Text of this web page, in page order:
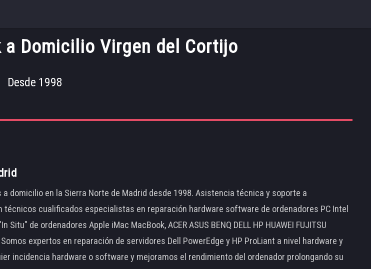
a Domicilio Virgen del Cortijo
Desde 1998
domicilio en la Sierra Norte de Madrid desde 1998. Asistencia técnica y soporte a
cualificados especialistas en reparación hardware software de ordenadores PC Intel
de ordenadores Apple iMac MacBook, ACER ASUS BENQ DELL HP HUAWEI FUJITSU
Somos expertos en reparación de servidores Dell PowerEdge y HP ProLiant a nivel hardware y
incidencia hardware o software y mejoramos el rendimiento del ordenador prolongando su